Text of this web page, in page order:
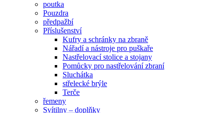
poutka
Pouzdra
předpažbí
Příslušenství
Kufry a schránky na zbraně
Nářadí a nástroje pro puškaře
Nastřelovací stolice a stojany
Pomůcky pro nastřelování zbraní
Sluchátka
střelecké brýle
Terče
řemeny
Svítilny – doplňky